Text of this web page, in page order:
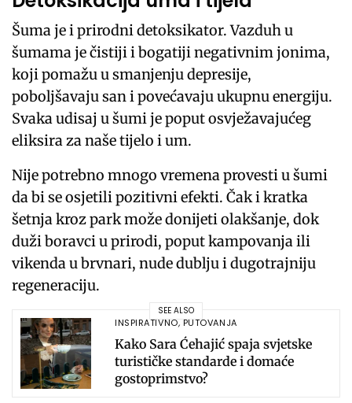
Šuma je i prirodni detoksikator. Vazduh u
šumama je čistiji i bogatiji negativnim jonima,
koji pomažu u smanjenju depresije,
poboljšavaju san i povećavaju ukupnu energiju.
Svaka udisaj u šumi je poput osvježavajućeg
eliksira za naše tijelo i um.
Nije potrebno mnogo vremena provesti u šumi
da bi se osjetili pozitivni efekti. Čak i kratka
šetnja kroz park može donijeti olakšanje, dok
duži boravci u prirodi, poput kampovanja ili
vikenda u brvnari, nude dublju i dugotrajniju
regeneraciju.
SEE ALSO
INSPIRATIVNO, PUTOVANJA
Kako Sara Ćehajić spaja svjetske
turističke standarde i domaće
gostoprimstvo?